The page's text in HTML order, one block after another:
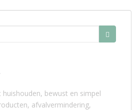
bewust en simpel
afvalvermindering,